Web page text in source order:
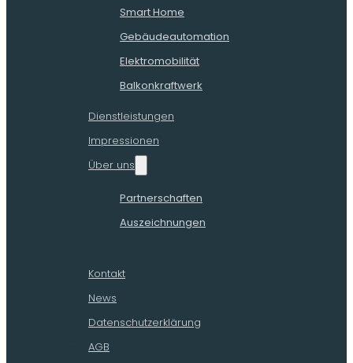
Smart Home
Gebäudeautomation
Elektromobilität
Balkonkraftwerk
Dienstleistungen
Impressionen
Über uns
Partnerschaften
Auszeichnungen
Kontakt
News
Datenschutzerklärung
AGB